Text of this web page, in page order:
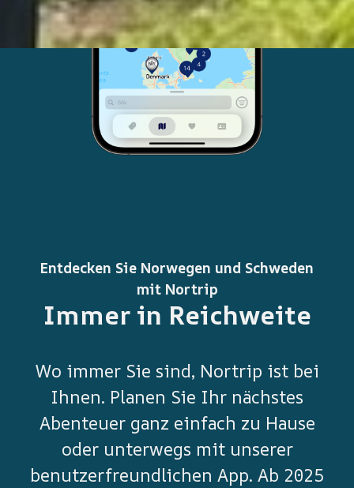
Entdecken Sie Norwegen und Schweden
mit Nortrip
Immer in Reichweite
Wo immer Sie sind, Nortrip ist bei
Ihnen. Planen Sie Ihr nächstes
Abenteuer ganz einfach zu Hause
oder unterwegs mit unserer
benutzerfreundlichen App. Ab 2025